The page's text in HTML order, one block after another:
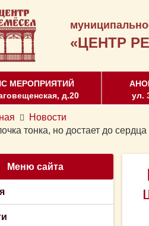
«ЦЕНТР
МЕРОПРИЯТИЙ
д.20
ул.
Новости
тонка, но достает до
Меню сайта